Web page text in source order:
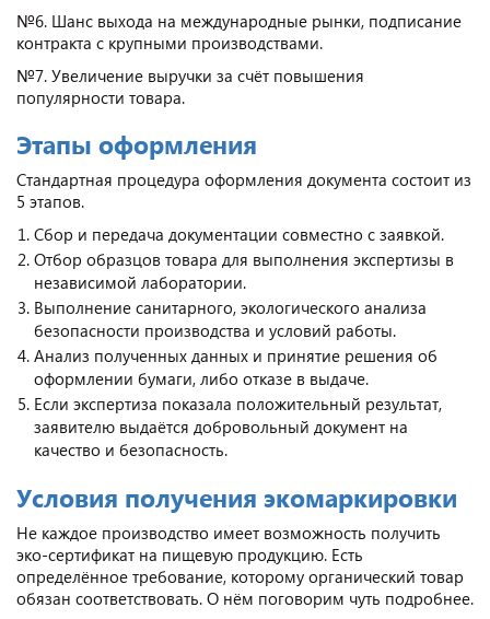
№6. Шанс выхода на международные рынки, подписание
контракта с крупными производствами.
№7. Увеличение выручки за счёт повышения
популярности товара.
Этапы оформления
Стандартная процедура оформления документа состоит из
5 этапов.
Сбор и передача документации совместно с заявкой.
Отбор образцов товара для выполнения экспертизы в
независимой лаборатории.
Выполнение санитарного, экологического анализа
безопасности производства и условий работы.
Анализ полученных данных и принятие решения об
оформлении бумаги, либо отказе в выдаче.
Если экспертиза показала положительный результат,
заявителю выдаётся добровольный документ на
качество и безопасность.
Условия получения экомаркировки
Не каждое производство имеет возможность получить
эко-сертификат на пищевую продукцию. Есть
определённое требование, которому органический товар
обязан соответствовать. О нём поговорим чуть подробнее.